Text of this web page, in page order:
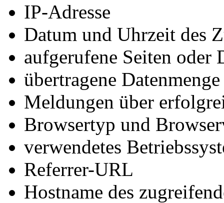
IP-Adresse
Datum und Uhrzeit des
aufgerufene Seiten oder
übertragene Datenmenge
Meldungen über
Browsertyp und
verwendetes
Referrer-URL
Hostname des